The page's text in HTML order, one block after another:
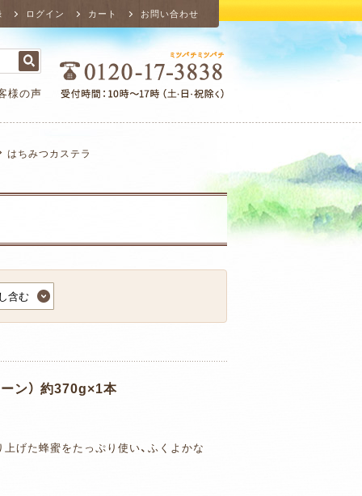
様の声
ログイン カート お問い合わせ
はちみつカステラ
ン） 約370g×1本
げた蜂蜜をたっぷり使い、ふくよかな